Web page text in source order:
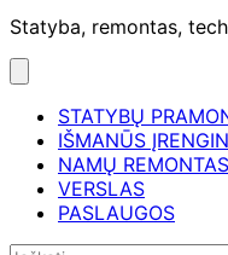
Statyba, remontas,
STATYBŲ
IŠMANŪS
NAMŲ REMONTAS
VERSLAS
PASLAUGOS